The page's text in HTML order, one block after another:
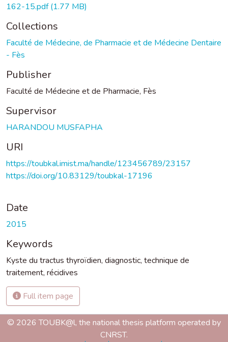
162-15.pdf(1.77 MB)
Collections
Faculté de Médecine, de Pharmacie et de Médecine Dentaire
- Fès
Publisher
Faculté de Médecine et de Pharmacie, Fès
Supervisor
HARANDOU MUSFAPHA
URI
https://toubkal.imist.ma/handle/123456789/23157
https://doi.org/10.83129/toubkal-17196
Date
2015
Keywords
Kyste du tractus thyroïdien, diagnostic, technique de
traitement, récidives
Full item page
© 2026 TOUBK@l, the national thesis platform operated by
CNRST.